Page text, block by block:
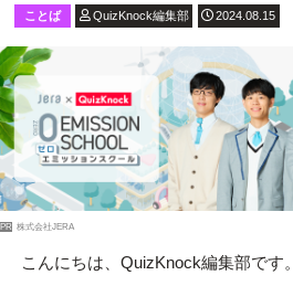
ことば QuizKnock編集部 2024.08.15
PR 株式会社JERA
こんにちは、QuizKnock編集部です。